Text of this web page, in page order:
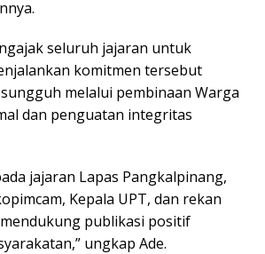
seluruh jajaran untuk
komitmen tersebut
melalui pembinaan Warga
dan penguatan integritas
jajaran Lapas Pangkalpinang,
Kepala UPT, dan rekan
publikasi positif
ungkap Ade.